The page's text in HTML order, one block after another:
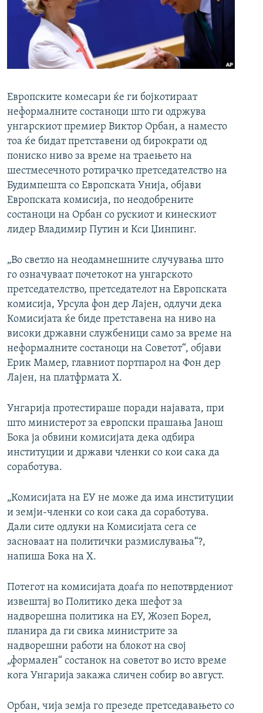
РСЕ веб страници
Европските комесари ќе ги бојкотираат
неформалните состаноци што ги одржува
унгарскиот премиер Виктор Орбан, а наместо
тоа ќе бидат претставени од бирократи од
пониско ниво за време на траењето на
шестмесечното ротирачко претседателство на
Будимпешта со Европската Унија, објави
Европската комисија, по неодобрените
состаноци на Орбан со рускиот и кинескиот
лидер Владимир Путин и Кси Џинпинг.
„Во светло на неодамнешните случувања што
го означуваат почетокот на унгарското
претседателство, претседателот на Европската
комисија, Урсула фон дер Лајен, одлучи дека
Комисијата ќе биде претставена на ниво на
високи државни службеници само за време на
неформалните состаноци на Советот“, објави
Ерик Мамер, главниот портпарол на Фон дер
Лајен, на платфрмата X.
Унгарија протестираше поради најавата, при
што министерот за европски прашања Јанош
Бока ја обвини комисијата дека одбира
институции и држави членки со кои сака да
соработува.
„Комисијата на ЕУ не може да има институции
и земји-членки со кои сака да соработува.
Дали сите одлуки на Комисијата сега се
засноваат на политички размислувања“?,
напиша Бока на Х.
Потегот на комисијата доаѓа по непотврдениот
извештај во Политико дека шефот за
надворешна политика на ЕУ, Жозеп Борел,
планира да ги свика министрите за
надворешни работи на блокот на свој
„формален“ состанок на советот во исто време
кога Унгарија закажа сличен собир во август.
Орбан, чија земја го презеде претседавањето со